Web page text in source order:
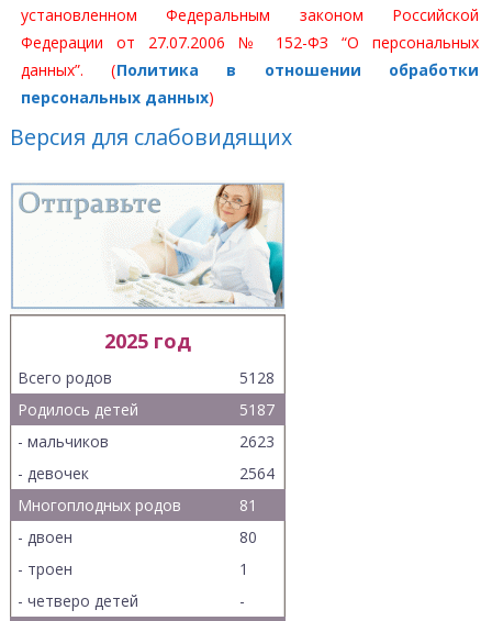
установленном Федеральным законом Российской
Федерации от 27.07.2006 № 152-ФЗ “О персональных
данных”. (Политика в отношении обработки
персональных данных)
Версия для слабовидящих
2025 год
Всего родов
5128
Родилось детей
5187
- мальчиков
2623
- девочек
2564
Многоплодных родов
81
- двоен
80
- троен
1
- четверо детей
-